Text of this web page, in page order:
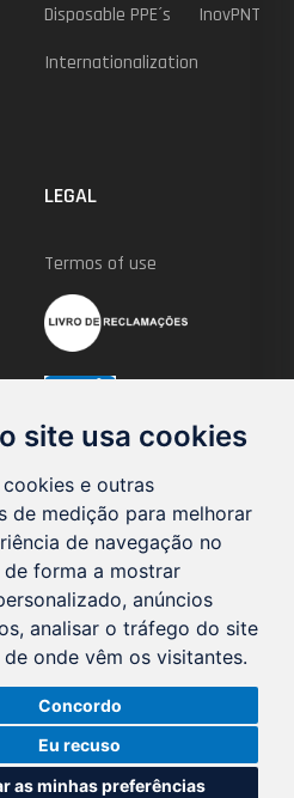
site usa cookies
e outras
de medição para melhorar
de navegação no
de forma a mostrar
anúncios
analisar o tráfego do site
onde vêm os visitantes.
Concordo
Eu recuso
as minhas preferências
Disposable PPE´s
InovPNT
Internationalization
LEGAL
Termos of use
reservedby